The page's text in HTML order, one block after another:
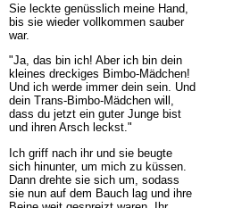
Sie leckte genüsslich meine Hand,
bis sie wieder vollkommen sauber
war.
"Ja, das bin ich! Aber ich bin dein
kleines dreckiges Bimbo-Mädchen!
Und ich werde immer dein sein. Und
dein Trans-Bimbo-Mädchen will,
dass du jetzt ein guter Junge bist
und ihren Arsch leckst."
Ich griff nach ihr und sie beugte
sich hinunter, um mich zu küssen.
Dann drehte sie sich um, sodass
sie nun auf dem Bauch lag und ihre